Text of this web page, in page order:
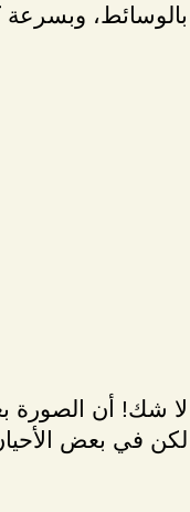
بالوسائط، وبسرعة
لا شك! أن الصورة
لكن في بعض